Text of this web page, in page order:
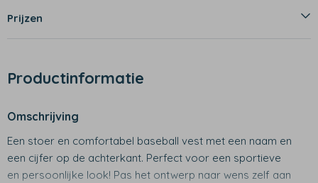
Prijzen
Productinformatie
Omschrijving
Een stoer en comfortabel baseball vest met een naam en
een cijfer op de achterkant. Perfect voor een sportieve
en persoonlijke look! Pas het ontwerp naar wens zelf aan